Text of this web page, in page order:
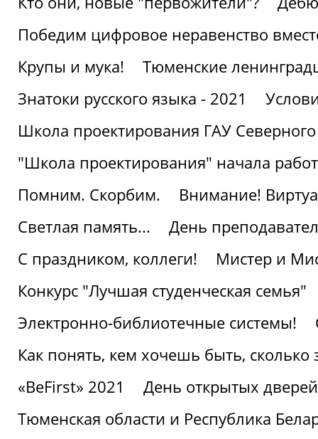
Победим цифровое неравенство
Крупы и мука!
Тюменские
Знатоки русского языка - 2021
Школа проектирования ГАУ
"Школа проектирования" начала
Помним. Скорбим.
Внимание!
Светлая память...
День
С праздником, коллеги!
Мистер и
Конкурс "Лучшая студенческая семья"
Электронно-библиотечные системы!
Как понять, кем хочешь быть, сколько
«BeFirst» 2021
День открытых
Тюменская области и Республика